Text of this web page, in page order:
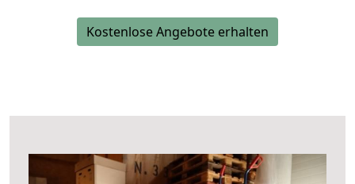
Kostenlose Angebote erhalten